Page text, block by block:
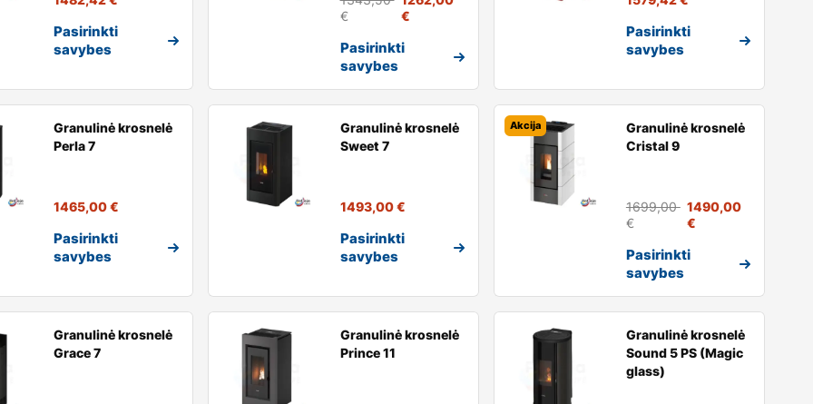
Pasirinkti
savybes
€
€
Pasirinkti
savybes
Pasirinkti
savybes
Granulinė krosnelė
Perla 7
1465,00€
Pasirinkti
savybes
Granulinė krosnelė
Sweet 7
1493,00€
Pasirinkti
savybes
Akcija
Granulinė krosnelė
Cristal 9
1699,00
€
1490,00
€
Pasirinkti
savybes
Granulinė krosnelė
Grace 7
Granulinė krosnelė
Prince 11
Granulinė krosnelė
Sound 5 PS (Magic
glass)